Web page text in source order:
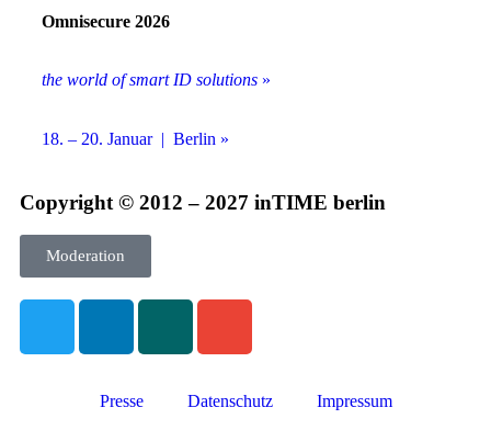
Omnisecure 2026
the world of smart ID solutions »
18. – 20. Januar | Berlin »
Copyright © 2012 – 2027 inTIME berlin
Moderation
Presse Datenschutz Impressum